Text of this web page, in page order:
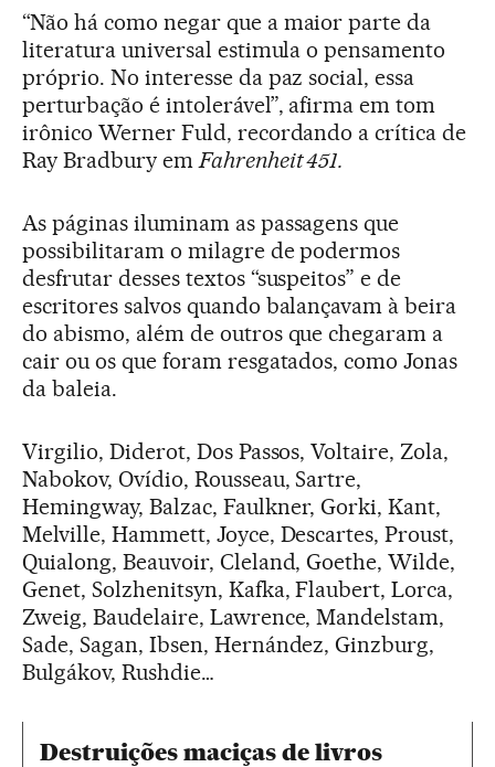
“Não há como negar que a maior parte da
literatura universal estimula o pensamento
próprio. No interesse da paz social, essa
perturbação é intolerável”, afirma em tom
irônico Werner Fuld, recordando a crítica de
Ray Bradbury emFahrenheit 451.
As páginas iluminam as passagens que
possibilitaram o milagre de podermos
desfrutar desses textos “suspeitos” e de
escritores salvos quando balançavam à beira
do abismo, além de outros que chegaram a
cair ou os que foram resgatados, como Jonas
da baleia.
Virgilio, Diderot, Dos Passos, Voltaire, Zola,
Nabokov, Ovídio, Rousseau, Sartre,
Hemingway, Balzac, Faulkner, Gorki, Kant,
Melville, Hammett, Joyce, Descartes, Proust,
Quialong, Beauvoir, Cleland, Goethe, Wilde,
Genet, Solzhenitsyn, Kafka, Flaubert, Lorca,
Zweig, Baudelaire, Lawrence, Mandelstam,
Sade, Sagan, Ibsen, Hernández, Ginzburg,
Bulgákov, Rushdie…
Destruições maciças de livros